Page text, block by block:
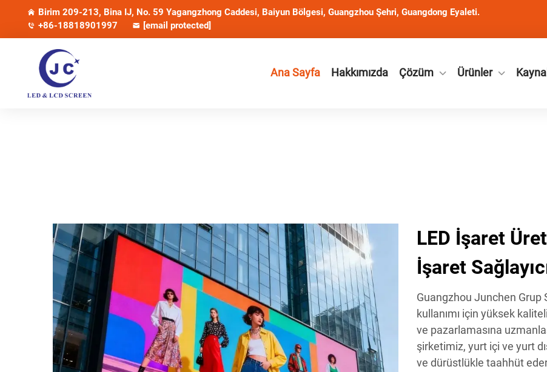
Birim 209-213, Bina IJ, No. 59 Yagangzhong Caddesi, Baiyun Bölgesi, Guangzhou Şehri, Guangdong Eyaleti.
+86-18818901997
[email protected]
Ana Sayfa Hakkımızda Çözüm Ürünler
LED İşaret
İşaret
Guangzhou Junchen Grup
kullanımı için yüksek
ve pazarlamasına
şirketimiz, yurt içi ve yurt
ve dürüstlükle taahhüt